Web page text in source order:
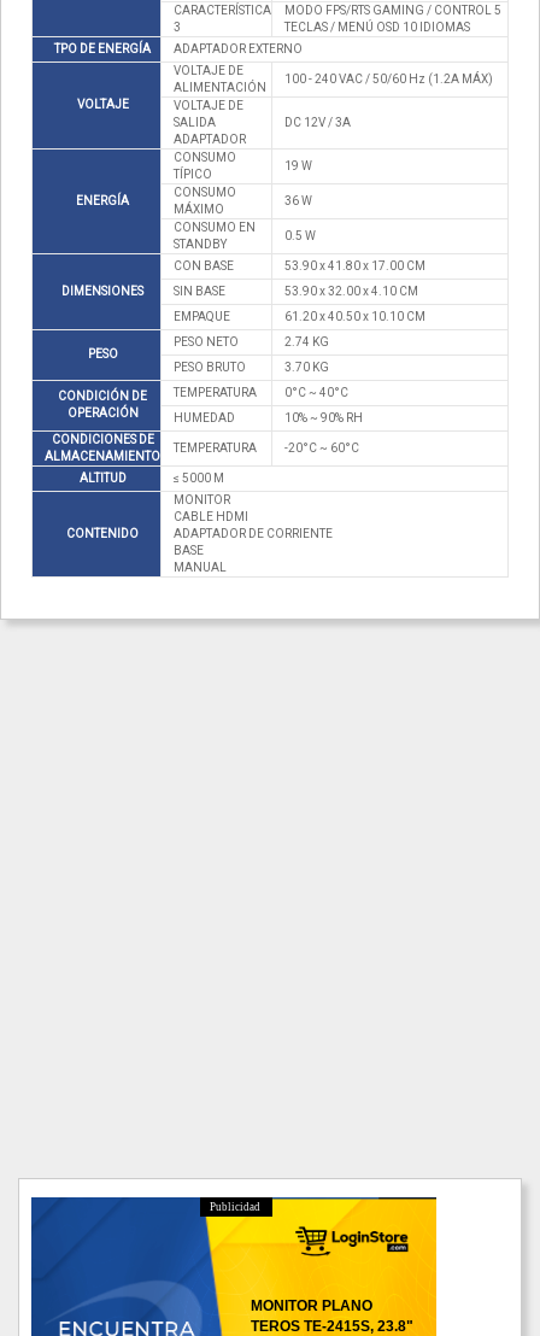
CARACTERÍSTICA
3
MODO FPS/RTS GAMING / CONTROL 5
TECLAS / MENÚ OSD 10 IDIOMAS
TPO DE ENERGÍA
ADAPTADOR EXTERNO
VOLTAJE
VOLTAJE DE
ALIMENTACIÓN
100 - 240 VAC / 50/60 Hz (1.2A MÁX)
VOLTAJE DE
SALIDA
ADAPTADOR
DC 12V / 3A
ENERGÍA
CONSUMO
TÍPICO
19 W
CONSUMO
MÁXIMO
36 W
CONSUMO EN
STANDBY
0.5 W
DIMENSIONES
CON BASE
53.90 x 41.80 x 17.00 CM
SIN BASE
53.90 x 32.00 x 4.10 CM
EMPAQUE
61.20 x 40.50 x 10.10 CM
PESO
PESO NETO
2.74 KG
PESO BRUTO
3.70 KG
CONDICIÓN DE
OPERACIÓN
TEMPERATURA
0°C ~ 40°C
HUMEDAD
10% ~ 90% RH
CONDICIONES DE
ALMACENAMIENTO
TEMPERATURA -20°C ~ 60°C
ALTITUD ≤ 5000 M
CONTENIDO
MONITOR
CABLE HDMI
ADAPTADOR DE CORRIENTE
BASE
MANUAL
Publicidad
MONITOR PLANO
TEROS TE-2415S, 23.8"